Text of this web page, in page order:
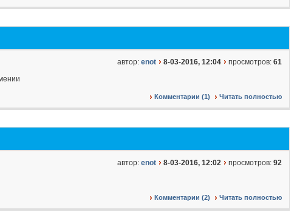
автор: enot 8-03-2016, 12:04 просмотров: 61
Комментарии (1) Читать полностью
автор: enot 8-03-2016, 12:02 просмотров: 92
Комментарии (2) Читать полностью